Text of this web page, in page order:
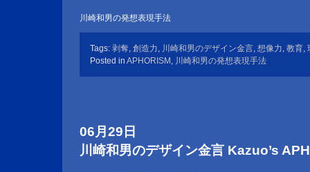
川崎和男の発想表現手法
Tags: 剥奪 創造力 川崎和男のデザイン金言 想像力 教育
Posted in APHORISM 川崎和男の発想表現手法
06月29日
川崎和男のデザイン金言 Kazuo’s